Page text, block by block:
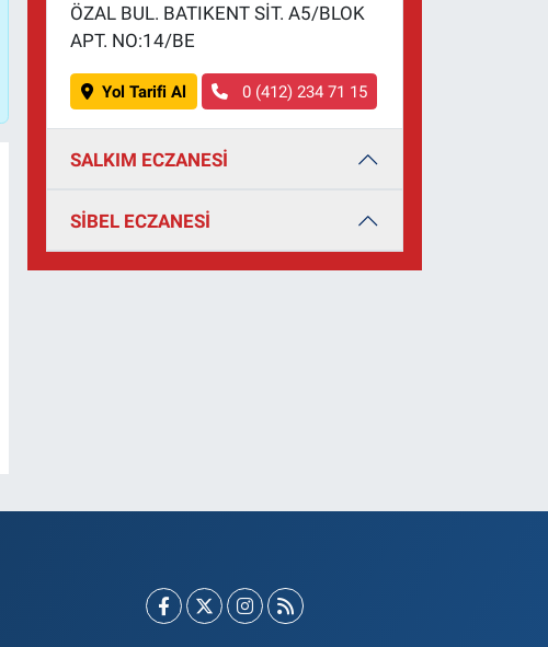
ÖZAL BUL. BATIKENT SİT. A5/BLOK
APT. NO:14/BE
Yol Tarifi Al 0 (412) 234 71 15
SALKIM ECZANESİ
SİBEL ECZANESİ